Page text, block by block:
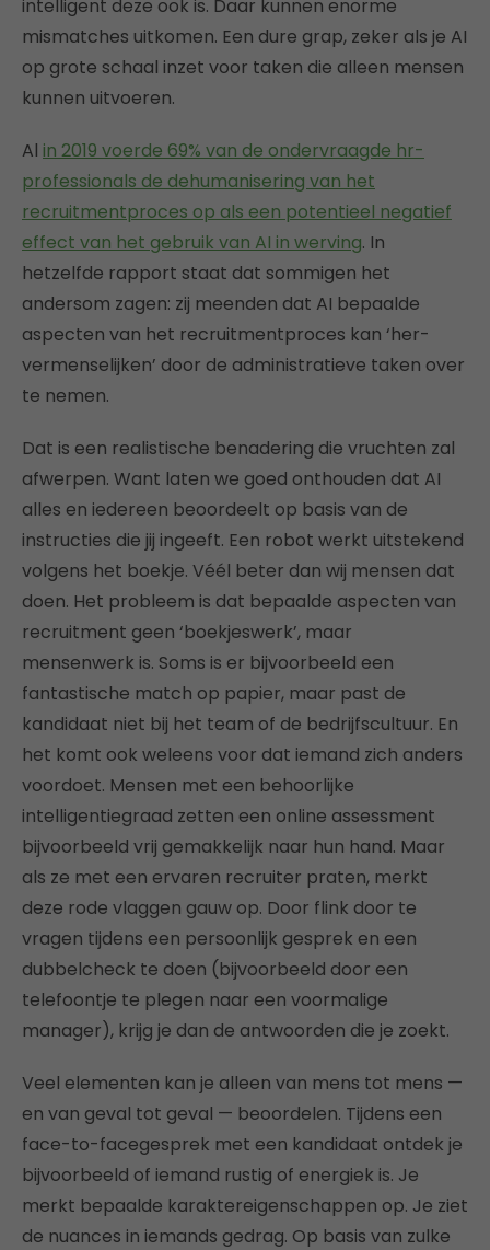
intelligent deze ook is. Daar kunnen enorme
mismatches uitkomen. Een dure grap, zeker als je AI
op grote schaal inzet voor taken die alleen mensen
kunnen uitvoeren.
Al in 2019 voerde 69% van de ondervraagde hr-
professionals de dehumanisering van het
recruitmentproces op als een potentieel negatief
effect van het gebruik van AI in werving. In
hetzelfde rapport staat dat sommigen het
andersom zagen: zij meenden dat AI bepaalde
aspecten van het recruitmentproces kan ‘her-
vermenselijken’ door de administratieve taken over
te nemen.
Dat is een realistische benadering die vruchten zal
afwerpen. Want laten we goed onthouden dat AI
alles en iedereen beoordeelt op basis van de
instructies die jij ingeeft. Een robot werkt uitstekend
volgens het boekje. Véél beter dan wij mensen dat
doen. Het probleem is dat bepaalde aspecten van
recruitment geen ‘boekjeswerk’, maar
mensenwerk is. Soms is er bijvoorbeeld een
fantastische match op papier, maar past de
kandidaat niet bij het team of de bedrijfscultuur. En
het komt ook weleens voor dat iemand zich anders
voordoet. Mensen met een behoorlijke
intelligentiegraad zetten een online assessment
bijvoorbeeld vrij gemakkelijk naar hun hand. Maar
als ze met een ervaren recruiter praten, merkt
deze rode vlaggen gauw op. Door flink door te
vragen tijdens een persoonlijk gesprek en een
dubbelcheck te doen (bijvoorbeeld door een
telefoontje te plegen naar een voormalige
manager), krijg je dan de antwoorden die je zoekt.
Veel elementen kan je alleen van mens tot mens —
en van geval tot geval — beoordelen. Tijdens een
face-to-facegesprek met een kandidaat ontdek je
bijvoorbeeld of iemand rustig of energiek is. Je
merkt bepaalde karaktereigenschappen op. Je ziet
de nuances in iemands gedrag. Op basis van zulke